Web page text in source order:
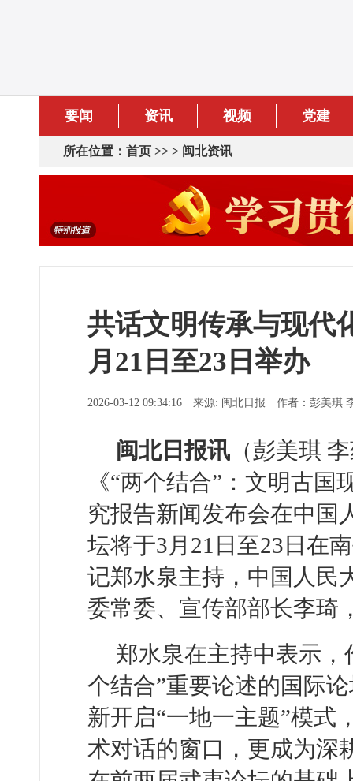
要闻 资讯 视频 党建
所在位置： 首页 >> > 闽北资讯
共话文明传承与现代
月21日至23日举办
2026-03-12 09:34:16 来源: 闽北日报 作者：彭美琪
闽北日报讯 （彭美琪
《“两个结合”：文明古
究报告新闻发布会在中国
坛将于3月21日至23日在
记郑水泉主持，中国人民
委常委、宣传部部长李琦
郑水泉在主持中表示
个结合”重要论述的国际
新开启“一地一主题”模式
术对话的窗口，更成为深